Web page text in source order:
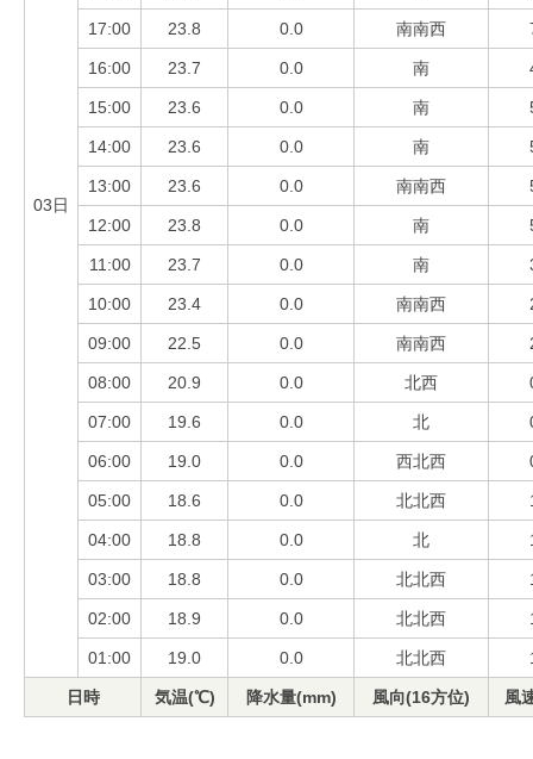
03日
17:00 23.8 0.0 南南西
16:00 23.7 0.0 南
15:00 23.6 0.0 南
14:00 23.6 0.0 南
13:00 23.6 0.0 南南西
12:00 23.8 0.0 南
11:00 23.7 0.0 南
10:00 23.4 0.0 南南西
09:00 22.5 0.0 南南西
08:00 20.9 0.0 北西
07:00 19.6 0.0 北
06:00 19.0 0.0 西北西
05:00 18.6 0.0 北北西
04:00 18.8 0.0 北
03:00 18.8 0.0 北北西
02:00 18.9 0.0 北北西
01:00 19.0 0.0 北北西
日時 気温(℃) 降水量(mm) 風向(16方位) 風